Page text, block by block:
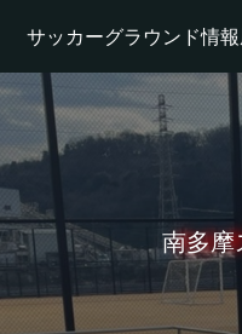
サッカーグラウンド情
南多摩